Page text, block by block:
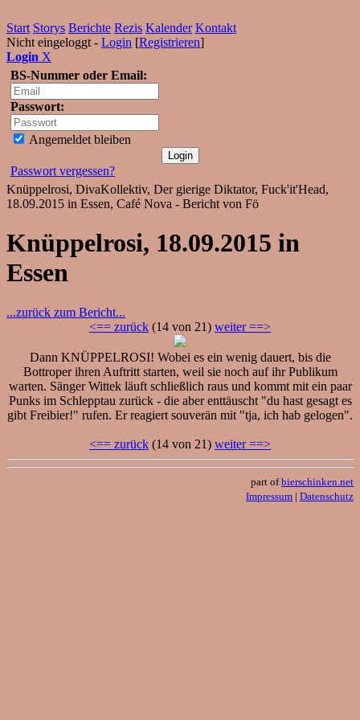
Start Storys Berichte Rezis Kalender Kontakt
Nicht eingeloggt - Login [Registrieren]
Login X
BS-Nummer oder Email:
Passwort:
Angemeldet bleiben
Passwort vergessen?
Knüppelrosi, DivaKollektiv, Der gierige Diktator, Fuck'it'Head,
18.09.2015 in Essen, Café Nova - Bericht von Fö
Knüppelrosi, 18.09.2015 in
Essen
...zurück zum Bericht...
<== zurück (14 von 21) weiter ==>
Dann KNÜPPELROSI! Wobei es ein wenig dauert, bis die
Bottroper ihren Auftritt starten, weil sie noch auf ihr Publikum
warten. Sänger Wittek läuft schließlich raus und kommt mit ein paar
Punks im Schlepptau zurück - die aber enttäuscht "du hast gesagt es
gibt Freibier!" rufen. Er reagiert souverän mit "tja, ich hab gelogen".
<== zurück (14 von 21) weiter ==>
part ofbierschinken.net
Impressum | Datenschutz